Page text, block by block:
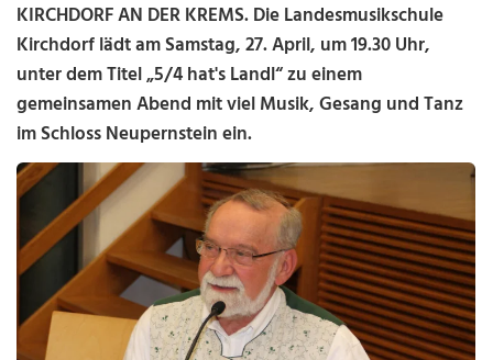
KIRCHDORF AN DER KREMS. Die Landesmusikschule
Kirchdorf lädt am Samstag, 27. April, um 19.30 Uhr,
unter dem Titel „5/4 hat's Landl“ zu einem
gemeinsamen Abend mit viel Musik, Gesang und Tanz
im Schloss Neupernstein ein.